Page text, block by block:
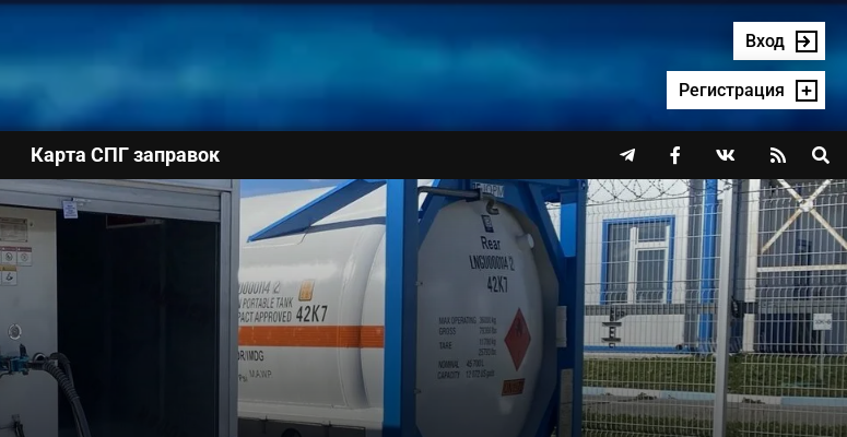
Вход
Регистрация
Карта СПГ заправок    